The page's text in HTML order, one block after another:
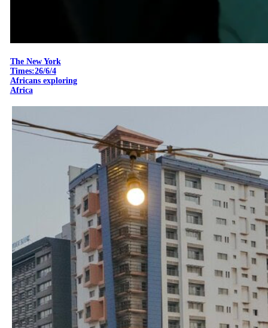
The New York
Times:26/6/4
Africans exploring
Africa